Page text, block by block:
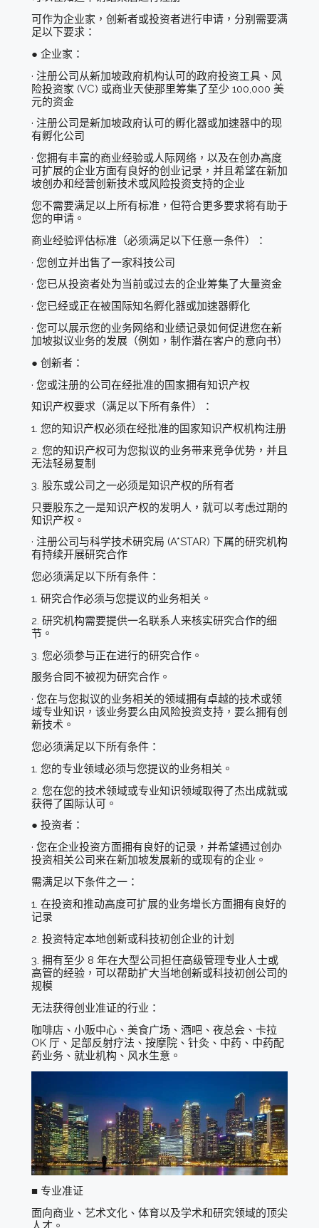
可作为企业家，创新者或投资者进行申请，分别需要满
足以下要求：
● 企业家：
· 注册公司从新加坡政府机构认可的政府投资工具、风
险投资家 (VC) 或商业天使那里筹集了至少 100,000 美
元的资金
· 注册公司是新加坡政府认可的孵化器或加速器中的现
有孵化公司
· 您拥有丰富的商业经验或人际网络，以及在创办高度
可扩展的企业方面有良好的创业记录，并且希望在新加
坡创办和经营创新技术或风险投资支持的企业
您不需要满足以上所有标准，但符合更多要求将有助于
您的申请。
商业经验评估标准（必须满足以下任意一条件）：
· 您创立并出售了一家科技公司
· 您已从投资者处为当前或过去的企业筹集了大量资金
· 您已经或正在被国际知名孵化器或加速器孵化
· 您可以展示您的业务网络和业绩记录如何促进您在新
加坡拟议业务的发展（例如，制作潜在客户的意向书）
● 创新者：
· 您或注册的公司在经批准的国家拥有知识产权
知识产权要求（满足以下所有条件）：
1. 您的知识产权必须在经批准的国家知识产权机构注册
2. 您的知识产权可为您拟议的业务带来竞争优势，并且
无法轻易复制
3. 股东或公司之一必须是知识产权的所有者
只要股东之一是知识产权的发明人，就可以考虑过期的
知识产权。
· 注册公司与科学技术研究局 (A*STAR) 下属的研究机构
有持续开展研究合作
您必须满足以下所有条件：
1. 研究合作必须与您提议的业务相关。
2. 研究机构需要提供一名联系人来核实研究合作的细
节。
3. 您必须参与正在进行的研究合作。
服务合同不被视为研究合作。
· 您在与您拟议的业务相关的领域拥有卓越的技术或领
域专业知识，该业务要么由风险投资支持，要么拥有创
新技术。
您必须满足以下所有条件：
1. 您的专业领域必须与您提议的业务相关。
2. 您在您的技术领域或专业知识领域取得了杰出成就或
获得了国际认可。
● 投资者：
· 您在企业投资方面拥有良好的记录，并希望通过创办
投资相关公司来在新加坡发展新的或现有的企业。
需满足以下条件之一：
1. 在投资和推动高度可扩展的业务增长方面拥有良好的
记录
2. 投资特定本地创新或科技初创企业的计划
3. 拥有至少 8 年在大型公司担任高级管理专业人士或
高管的经验，可以帮助扩大当地创新或科技初创公司的
规模
无法获得创业准证的行业：
咖啡店、小贩中心、美食广场、酒吧、夜总会、卡拉
OK 厅、足部反射疗法、按摩院、针灸、中药、中药配
药业务、就业机构、风水生意。
■ 专业准证
面向商业、艺术文化、体育以及学术和研究领域的顶尖